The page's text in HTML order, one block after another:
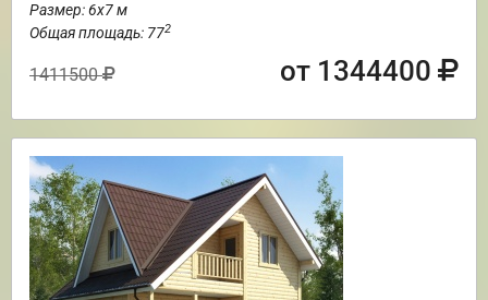
Размер: 6х7 м
Общая площадь: 772
1411500 от 1344400